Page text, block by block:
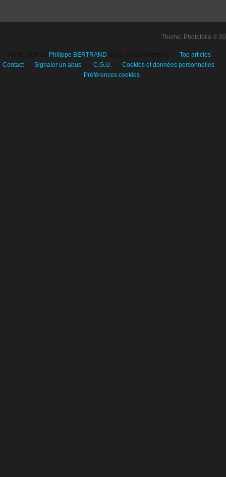
Theme: Photofolio ©
Philippe BERTRAND
Top articles
Contact
Signaler un abus C.G.U.
Cookies et données personnelles
Préférences cookies